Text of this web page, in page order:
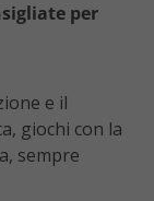
per
e il
giochi con la
sempre